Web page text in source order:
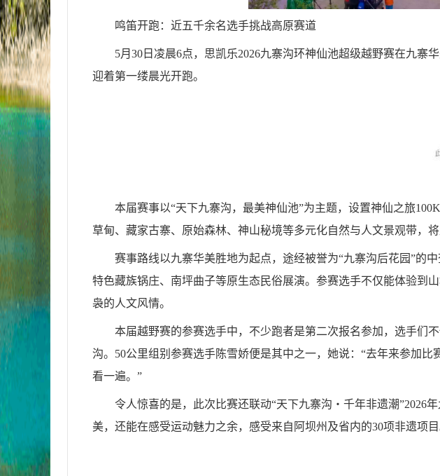
鸣笛开跑：近五千余名选手挑战高原赛道
5月30日凌晨6点，思凯乐2026九寨沟环神仙池超级越野赛在九
迎着第一缕晨光开跑。
本届赛事以“天下九寨沟，最美神仙池”为主题，设置神仙之旅
草甸、藏家古寨、原始森林、神山秘境等多元化自然与人文景观带，
赛事路线以九寨华美胜地为起点，途经被誉为“九寨沟后花园”的
特色藏族锅庄、南坪曲子等原生态民俗展演。参赛选手不仅能体验到
袅的人文风情。
本届越野赛的参赛选手中，不少跑者是第二次报名参加，选手们
沟。50公里组别参赛选手陈雪娇便是其中之一，她说：“去年来参加
看一遍。”
令人惊喜的是，此次比赛还联动“天下九寨沟・千年非遗潮”2026
美，还能在感受运动魅力之余，感受来自阿坝州及省内的30项非遗项目